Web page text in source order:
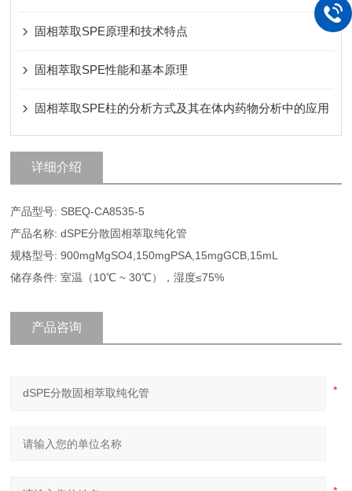
固相萃取SPE原理和技术特点
固相萃取SPE性能和基本原理
固相萃取SPE柱的分析方式及其在体内药物分析中的应用
详细介绍
产品型号: SBEQ-CA8535-5
产品名称: dSPE分散固相萃取纯化管
规格型号: 900mgMgSO4,150mgPSA,15mgGCB,15mL
储存条件: 室温（10℃ ~ 30℃），湿度≤75%
产品咨询